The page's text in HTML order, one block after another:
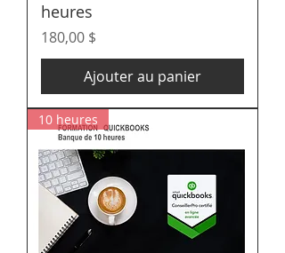
heures
Prix
180,00 $
Ajouter au panier
10 heures